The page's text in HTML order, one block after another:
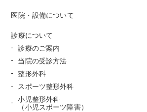
医院・設備について
診療について
診療のご案内
当院の受診方法
整形外科
スポーツ整形外科
小児整形外科
（小児スポーツ障害）